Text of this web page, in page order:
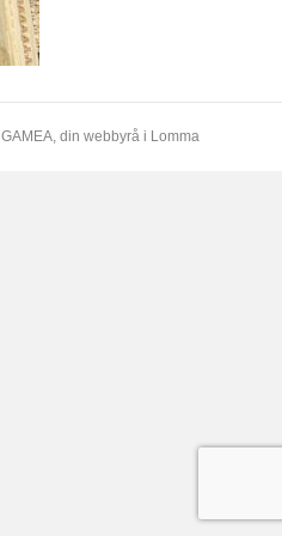
GAMEA, din webbyrå i Lomma